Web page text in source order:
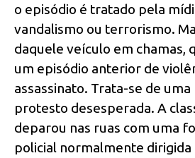
o episódio é tratado pela
vandalismo ou terrorismo.
daquele veículo em chamas,
um episódio anterior de
assassinato. Trata-se de
protesto desesperada. A
deparou nas ruas com uma
policial normalmente dirigida